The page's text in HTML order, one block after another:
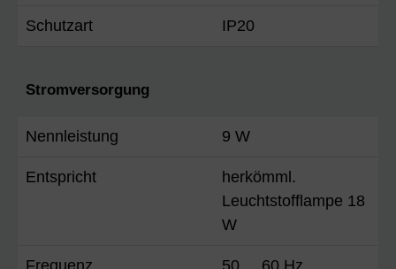
Schutzart IP20
Stromversorgung
Nennleistung 9 W
Entspricht
herkömml.
Leuchtstofflampe 18
W
Frequenz 50 ... 60 Hz